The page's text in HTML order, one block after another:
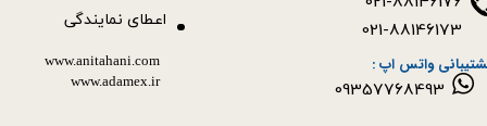
09357768493
اعطای نمایندگی
www.anitahani.com
www.ada​​​​​​​mex.ir
واتس اپ :